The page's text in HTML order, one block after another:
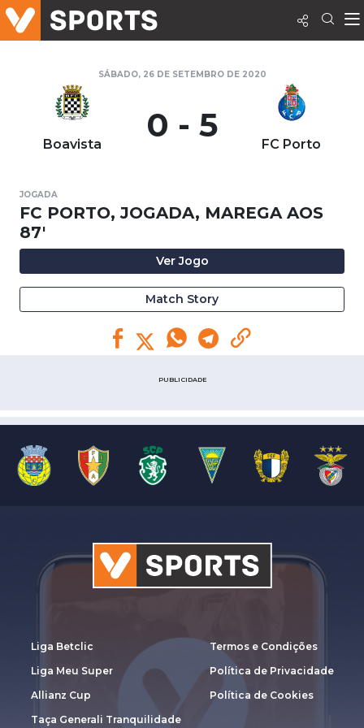
SÁBADO, 26 DE SETEMBRO DE 2020
Boavista 0 - 5 FC Porto
JOGADA
FC PORTO, JOGADA, MAREGA AOS
87'
Ver Jogo
Match Story
PUBLICIDADE
Liga Betclic
Liga Meu Super
Allianz Cup
Taça Generali Tranquilidade
Termos e Condições
Política de Privacidade
Política de Cookies